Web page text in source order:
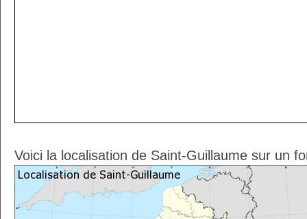
Voici la localisation de Saint-Guillaume sur un